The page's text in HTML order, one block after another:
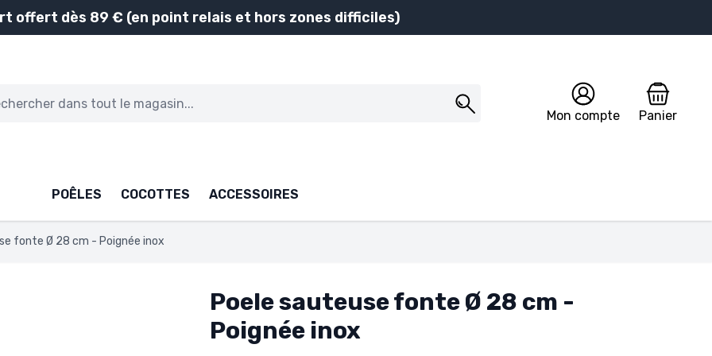
offert dès 89 € (en point relais et hors zones difficiles)
Mon compte Panier
POÊLES COCOTTES ACCESSOIRES
fonte Ø 28 cm - Poignée inox
Poele sauteuse fonte Ø 28 cm -
Poignée inox